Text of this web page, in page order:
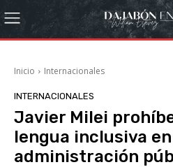
Inicio Internacionales
INTERNACIONALES
Javier Milei
lengua inclusiva
administración